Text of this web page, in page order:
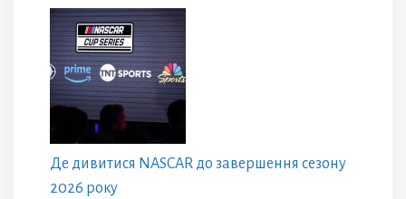
Де дивитися NASCAR до завершення сезону
2026 року